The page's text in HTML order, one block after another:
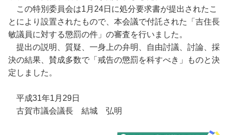
この特別委員会は1月24日に処分要求書が提出されたこ
とにより設置されたもので、本会議で付託された「吉住長
敏議員に対する懲罰の件」の審査を行いました。
提出の説明、質疑、一身上の弁明、自由討議、討論、採
決の結果、賛成多数で「戒告の懲罰を科すべき」ものと決
定しました。
平成31年1月29日
古賀市議会議長 結城 弘明